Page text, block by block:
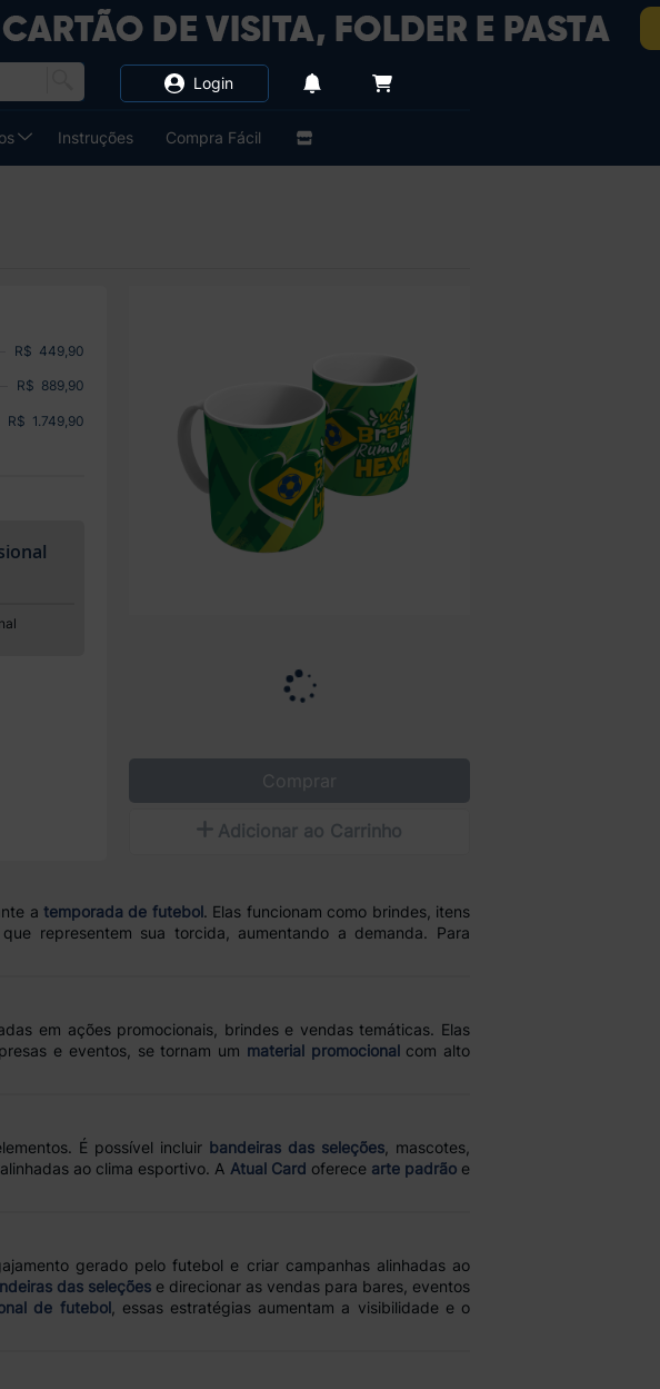
Instruções Compra Fácil
Login
R$ 449,90
R$ 889,90
R$ 1.749,90
Comprar
Adicionar ao Carrinho
atemporada de futebol . Elas funcionam como brindes, itens
representem sua torcida, aumentando a demanda. Para
em ações promocionais, brindes e vendas temáticas. Elas
e eventos, se tornam um material promocionalcom alto
É possível incluir bandeiras das seleções , mascotes,
ao clima esportivo. A Atual Card oferece arte padrãoe
gerado pelo futebol e criar campanhas alinhadas ao
das seleções e direcionar as vendas para bares, eventos
de futebol, essas estratégias aumentam a visibilidade e o